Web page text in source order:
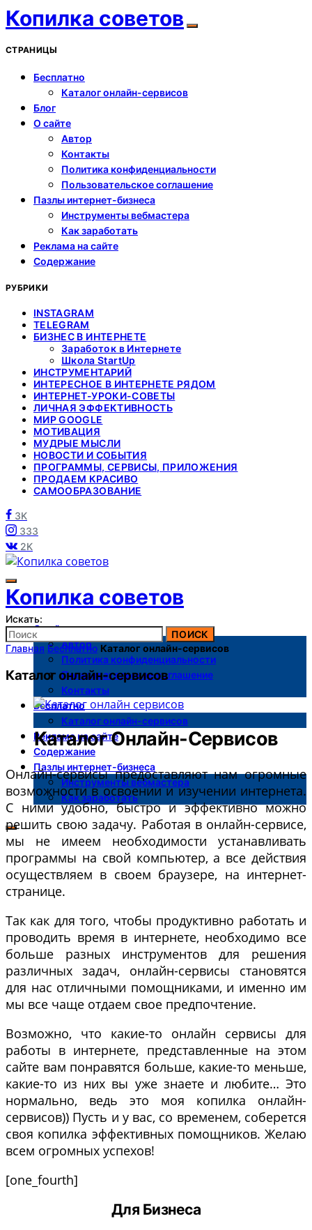
Копилка советов
СТРАНИЦЫ
Бесплатно
Каталог онлайн-сервисов
Блог
О сайте
Автор
Контакты
Политика конфиденциальности
Пользовательское соглашение
Пазлы интернет-бизнеса
Инструменты вебмастера
Как заработать
Реклама на сайте
Содержание
РУБРИКИ
INSTAGRAM
TELEGRAM
БИЗНЕС В ИНТЕРНЕТЕ
Заработок в Интернете
Школа StartUp
ИНСТРУМЕНТАРИЙ
ИНТЕРЕСНОЕ В ИНТЕРНЕТЕ РЯДОМ
ИНТЕРНЕТ-УРОКИ-СОВЕТЫ
ЛИЧНАЯ ЭФФЕКТИВНОСТЬ
МИР GOOGLE
МОТИВАЦИЯ
МУДРЫЕ МЫСЛИ
НОВОСТИ И СОБЫТИЯ
ПРОГРАММЫ, СЕРВИСЫ, ПРИЛОЖЕНИЯ
ПРОДАЕМ КРАСИВО
САМООБРАЗОВАНИЕ
3K
333
2K
Копилка советов
О сайте
Автор
Политика конфиденциальности
Пользовательское соглашение
Контакты
Бесплатно
Каталог онлайн-сервисов
Реклама на сайте
Содержание
Пазлы интернет-бизнеса
Инструменты вебмастера
Как заработать
Искать:
ПОИСК
Главная Бесплатно Каталог онлайн-сервисов
Каталог онлайн-сервисов
Каталог Онлайн-Сервисов
Онлайн-сервисы предоставляют нам огромные
возможности в освоении и изучении интернета.
С ними удобно, быстро и эффективно можно
решить свою задачу. Работая в онлайн-сервисе,
мы не имеем необходимости устанавливать
программы на свой компьютер, а все действия
осуществляем в своем браузере, на интернет-
странице.
Так как для того, чтобы продуктивно работать и
проводить время в интернете, необходимо все
больше разных инструментов для решения
различных задач, онлайн-сервисы становятся
для нас отличными помощниками, и именно им
мы все чаще отдаем свое предпочтение.
Возможно, что какие-то онлайн сервисы для
работы в интернете, представленные на этом
сайте вам понравятся больше, какие-то меньше,
какие-то из них вы уже знаете и любите… Это
нормально, ведь это моя копилка онлайн-
сервисов)) Пусть и у вас, со временем, соберется
своя копилка эффективных помощников. Желаю
всем огромных успехов!
[one_fourth]
Для Бизнеса